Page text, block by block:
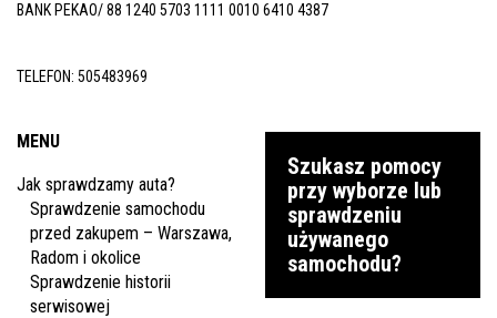
BANK PEKAO/ 88 1240 5703 1111 0010 6410 4387
TELEFON: 505483969
MENU
Jak sprawdzamy auta?
Sprawdzenie samochodu
przed zakupem – Warszawa,
Radom i okolice
Sprawdzenie historii
serwisowej
Szukasz pomocy
przy wyborze lub
sprawdzeniu
używanego
samochodu?